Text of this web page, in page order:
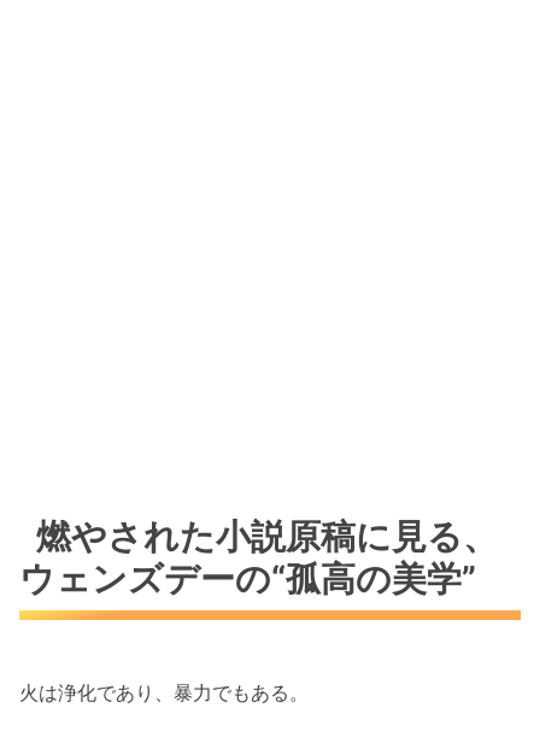
燃やされた小説原稿に見る、
ウェンズデーの“孤高の美学”
火は浄化であり、暴力でもある。